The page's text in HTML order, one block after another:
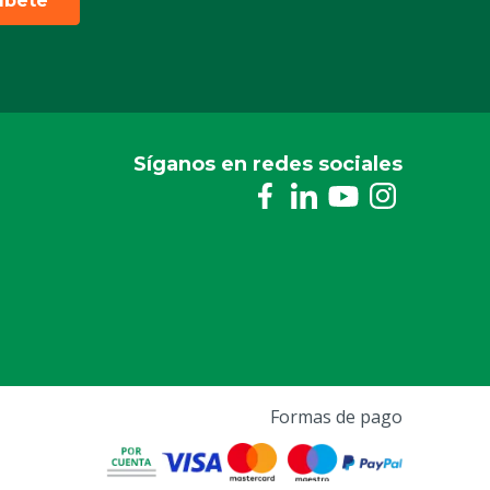
Síganos en redes sociales
Formas de pago